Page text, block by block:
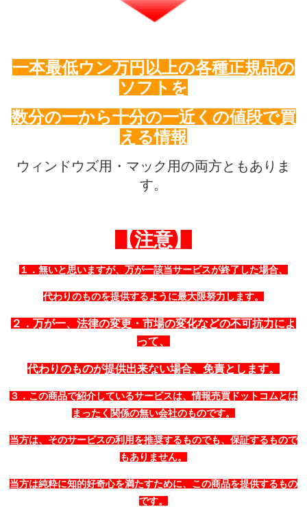
一本最低ウン万円以上の各種正規品の
ソフトを
数分の一から十分の一近くの値段で買
える情報
ウィンドウズ用・マック用の両方ともありま
す。
【注意】
１．無いと思いますが、万が一該当サービスが終了した場合、
代わりのものを提供するように最大限努力します。
２．万が一、法律の変更・市場の変化などの不可抗力によ
って、
代わりのものが提供出来ない場合、免責とします。
３．この商品で紹介しているサービスは、情報売買ドットコムとは
まったく関係の無い会社のものです。
当方は、そのサービスの利用を推奨するものでも、保証するもので
もありません。
当方は純粋に知的好奇心を満たすために、この商品を提供するもの
です。